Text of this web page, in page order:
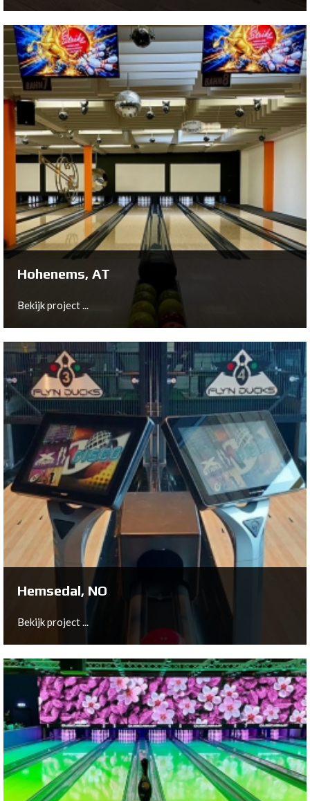
Espel, NL
Bekijk project ...
Hohenems, AT
Bekijk project ...
Hohenems, AT
Bekijk project ...
Hemsedal, NO
Bekijk project ...